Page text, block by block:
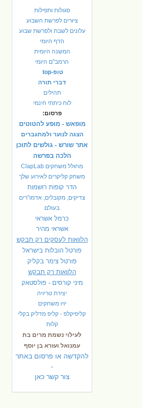
סגולות ותפילות
ציורים לפרשת השבוע
עלונים לשבת ולפרשת שבוע
הדף היומי
המשנה היומית
הרמב"ם היומי
טופ-top
דברי תורה
תהילים
לוח כיתתי חינמי
פרסום:
מופאש - מופע להטוטים
הצגה לנוער ולמתגברים
אתר שורש - גולשים לתוכן
הלכה בפרשה
מחולל משחקים ClapLab
משחק קליקרים לאירוע שלך
הדר קופות רושמות
צדיקים, מקובלים, אדמו"רים
בעולם
כרמל אשראי
אשראי מהיר
הלוואות לעסקים רק תבקש
פורטל הובלות בישראל
פורטל צימר בקליק
הלוואות רק תבקש
מיני קורסים - פולסטאק
יצירת טריויה
יויו משחקים
קליפיקלפ - קליפ מדליק בקלי
קלות
לעילוי נשמת מרים בת
עמנואל ועזרא בן יוסף
להקדשה או פרסום באתר
-
צור קשר כאן